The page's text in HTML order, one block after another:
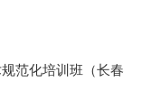
范化培训班（长春